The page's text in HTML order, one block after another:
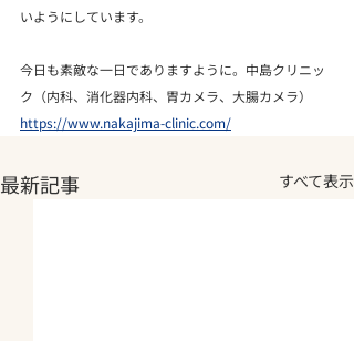
いようにしています。
今日も素敵な一日でありますように。中島クリニッ
ク（内科、消化器内科、胃カメラ、大腸カメラ）
https://www.nakajima-clinic.com/
最新記事 すべて表示